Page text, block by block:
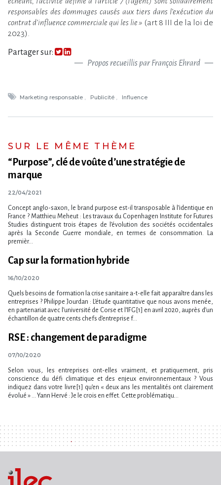
responsables des dommages causés aux tiers dans l’exécution du
contrat d’influence commerciale qui les lie » (art 8 III de la loi de
2023).
Partager sur:
Propos recueillis par François Ehrard
Marketing responsable Publicité Influence
SUR LE MÊME THÈME
“Purpose”, clé de voûte d’une stratégie de
marque
22/04/2021
Concept anglo-saxon, le brand purpose est-il transposable à l’identique en
France ? Matthieu Meheut : Les travaux du Copenhagen Institute for Futures
Studies distinguent trois étapes de l’évolution des sociétés occidentales
après la Seconde Guerre mondiale, en termes de consommation. La
premièr...
Cap sur la formation hybride
16/10/2020
Quels besoins de formation la crise sanitaire a-t-elle fait apparaître dans les
entreprises ? Philippe Jourdan : L’étude quantitative que nous avons menée,
en partenariat avec l’université de Corse et l’IFG[1] en avril 2020, auprès d’un
échantillon de quatre cents chefs d’entreprise f...
RSE : changement de paradigme
07/10/2020
Selon vous, les entreprises ont-elles vraiment, et pratiquement, pris
conscience du défi climatique et des enjeux environnementaux ? Vous
indiquez dans votre livre[1] qu’en « deux ans les mentalités ont clairement
évolué » … Yann Hervé : Je le crois en effet. Cette problématiqu...